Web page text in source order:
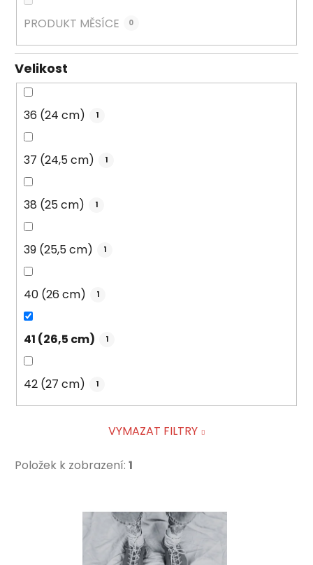
PRODUKT MĚSÍCE 0
Velikost
36 (24 cm) 1
37 (24,5 cm) 1
38 (25 cm) 1
39 (25,5 cm) 1
40 (26 cm) 1
41 (26,5 cm) 1
42 (27 cm) 1
VYMAZAT FILTRY
Položek k zobrazení: 1